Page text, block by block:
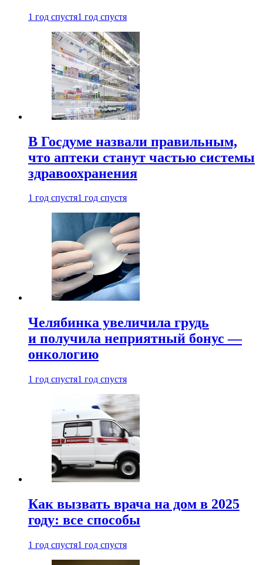
1 год спустя1 год спустя
В Госдуме назвали правильным,
что аптеки станут частью системы
здравоохранения
1 год спустя1 год спустя
Челябинка увеличила грудь
и получила неприятный бонус —
онкологию
1 год спустя1 год спустя
Как вызвать врача на дом в 2025
году: все способы
1 год спустя1 год спустя